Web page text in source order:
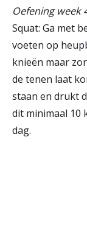
Oefening week
Squat: Ga met
voeten op
knieën maar
de tenen laat
staan en drukt
dit minimaal 10
dag.